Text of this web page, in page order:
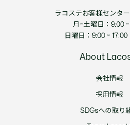
ラコステお客様センター
月~土曜日：9:00 ~
日曜日：9:00 ~ 17:00
About
会社情報
採用情報
SDGsへの取り